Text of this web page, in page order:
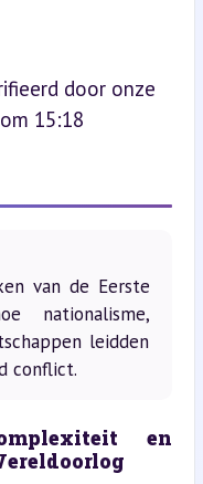
door onze
15:18
van de Eerste
nationalisme,
leidden
conflict.
en